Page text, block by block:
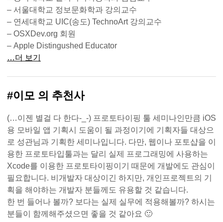
– 서울대학교 정보문화학과 강의교수
– 연세대학교 UIC(송도) TechnoArt 강의교수
– OSXDev.org 회원
– Apple Distingushed Educator
…더 보기
#이모 의 추천사
(…이젠 별걸 다 한다-_-) 프로토타이핑 툴 세미나인만큼 iOS
용 모바일 앱 기획시 도움이 될 과정이기에 기획자들 대상으
로 성관님과 기획한 세미나입니다. 다만, 웹이나 포토샵을 이
용한 프로토타입툴과는 달리 실제 프로그래밍에 사용하는
Xcode를 이용한 프로토타이핑이기 때문에 개발에도 관심이
필요합니다. 비개발자 대상이긴 하지만, 개인프로젝트의 기
획을 해야하는 개발자 분들께도 유용할 것 같습니다.
한 번 들어나 볼까? 보다는 실제 실무에 적용해볼까? 하시는
분들이 함께해주셨으면 좋을 것 같아요 🙂